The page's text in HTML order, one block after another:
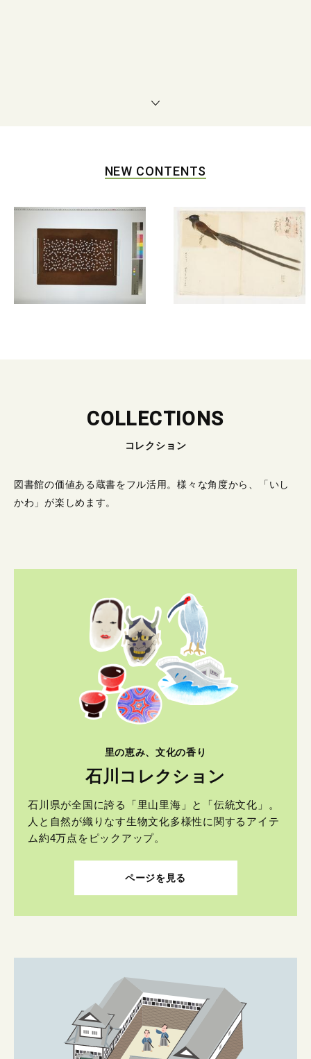
NEW CONTENTS
COLLECTIONS
コレクション
図書館の価値ある蔵書をフル活用。様々な角度から、「いし
かわ」が楽しめます。
里の恵み、文化の香り
石川コレクション
石川県が全国に誇る「里山里海」と「伝統文化」。
人と自然が織りなす生物文化多様性に関するアイテ
ム約4万点をピックアップ。
ページを見る